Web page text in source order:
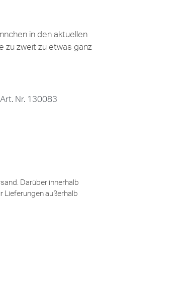
in den aktuellen
zu zweit zu etwas ganz
Art. Nr. 130083
Darüber innerhalb
Lieferungen außerhalb